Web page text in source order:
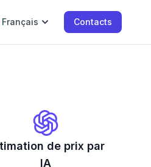
Français Contacts
de prix par
IA